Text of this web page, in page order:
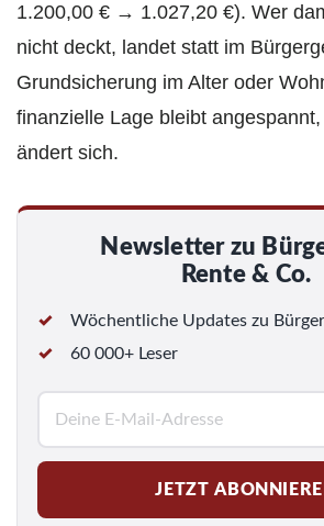
1.200,00 € → 1.027,20 €). Wer
nicht deckt, landet statt im
Grundsicherung im Alter oder
finanzielle Lage bleibt
ändert sich.
Newsletter zu
Rente & Co.
Wöchentliche Updates zu
60 000+ Leser
M
a
JETZT